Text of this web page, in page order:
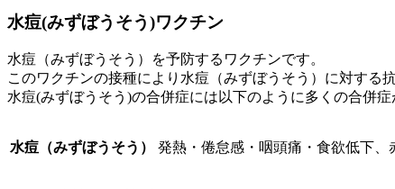
水痘(みずぼうそう)ワクチン
水痘（みずぼうそう）を予防するワクチンです。
このワクチンの接種により水痘（みずぼうそう）に対する
水痘(みずぼうそう)の合併症には以下のように多くの合併症
水痘（みずぼうそう） 発熱・倦怠感・咽頭痛・食欲低下、